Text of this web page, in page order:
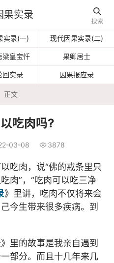
果实录 
搜索
实录(一) 现代因果实录(二)
梁皇宝忏 果卿居士
回实录 因果报应录
正文
吃肉吗?
03-08  3878
肉，说“佛的戒条里只
肉”，“吃肉可以吃三净
》里讲，吃肉不仅将来会
今生带来很多疾病。到
的故事是我亲自遇到
部分。而且十几年来几